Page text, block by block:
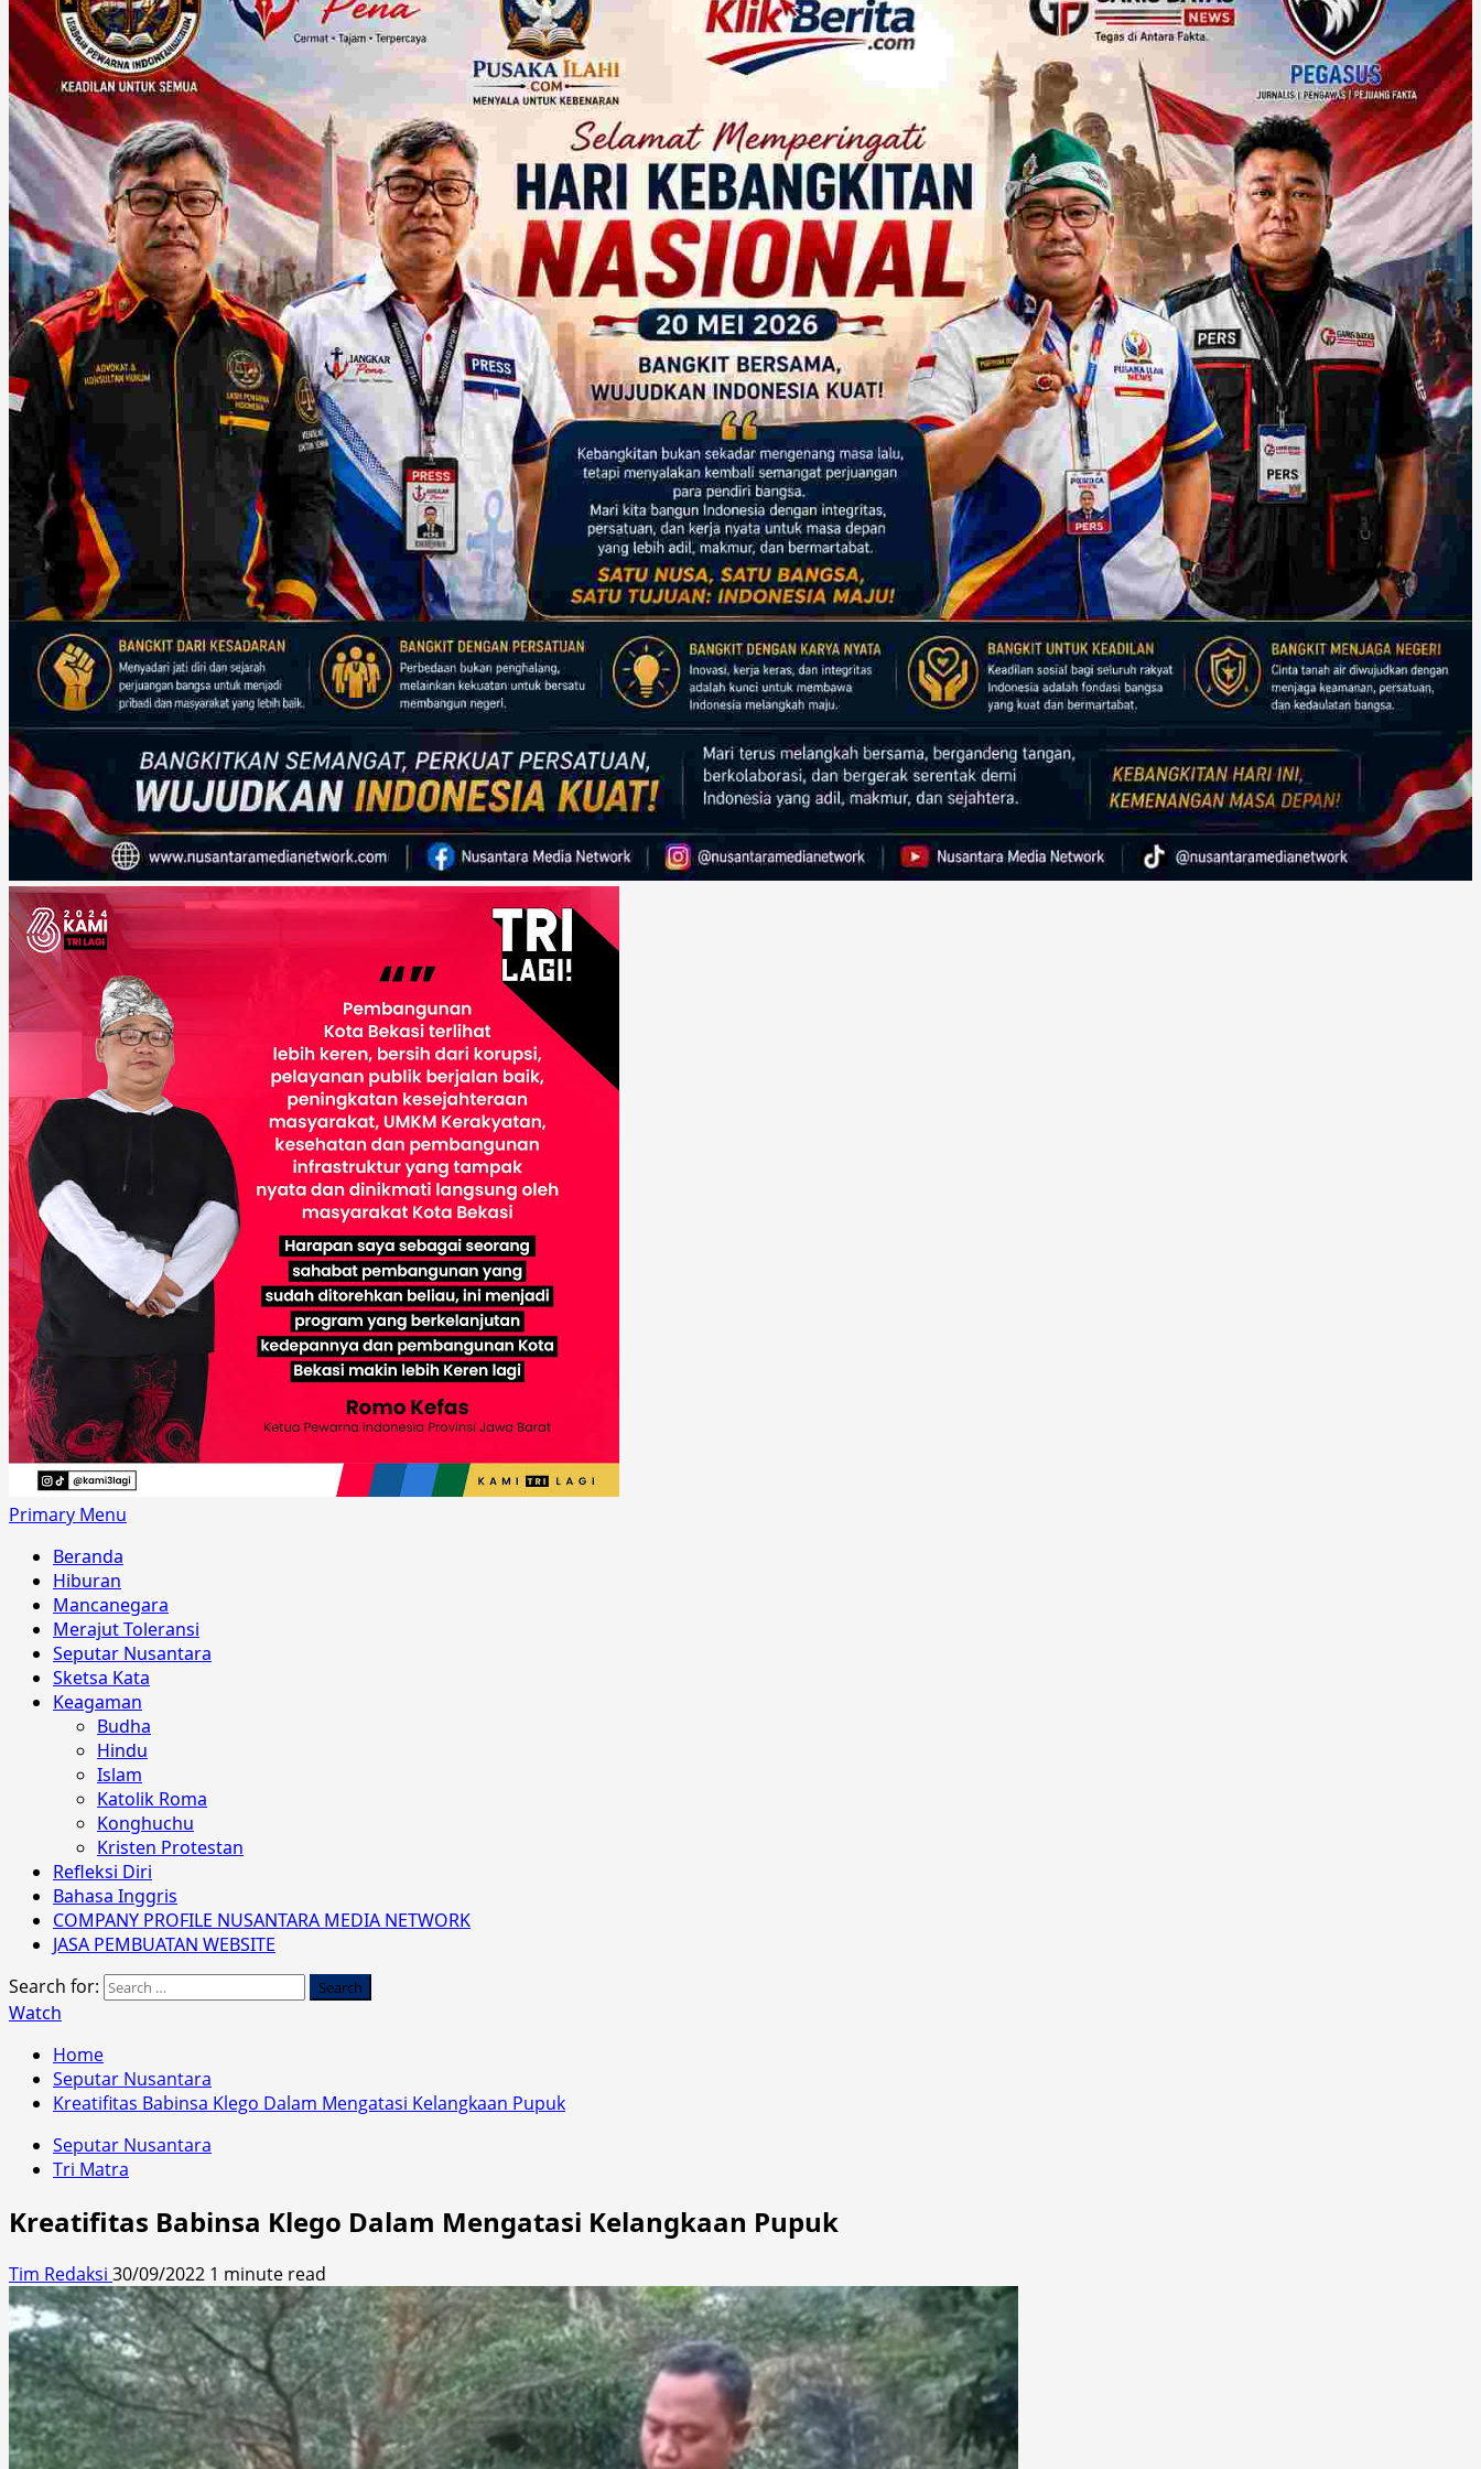
Primary Menu
Beranda
Hiburan
Mancanegara
Merajut Toleransi
Seputar Nusantara
Sketsa Kata
Keagaman
Budha
Hindu
Islam
Katolik Roma
Konghuchu
Kristen Protestan
Refleksi Diri
Bahasa Inggris
COMPANY PROFILE NUSANTARA MEDIA NETWORK
JASA PEMBUATAN WEBSITE
Search for:
Watch
Home
Seputar Nusantara
Kreatifitas Babinsa Klego Dalam Mengatasi Kelangkaan Pupuk
Seputar Nusantara
Tri Matra
Kreatifitas Babinsa Klego Dalam Mengatasi Kelangkaan Pupuk
Tim Redaksi 30/09/2022 1 minute read